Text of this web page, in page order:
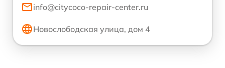
info@citycoco-repair-center.ru
Новослободская улица, дом 4